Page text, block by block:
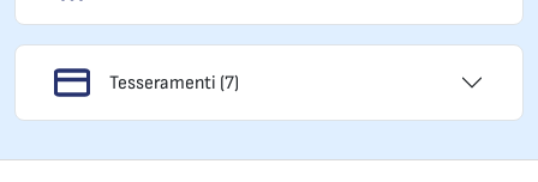
Tesseramenti (7)